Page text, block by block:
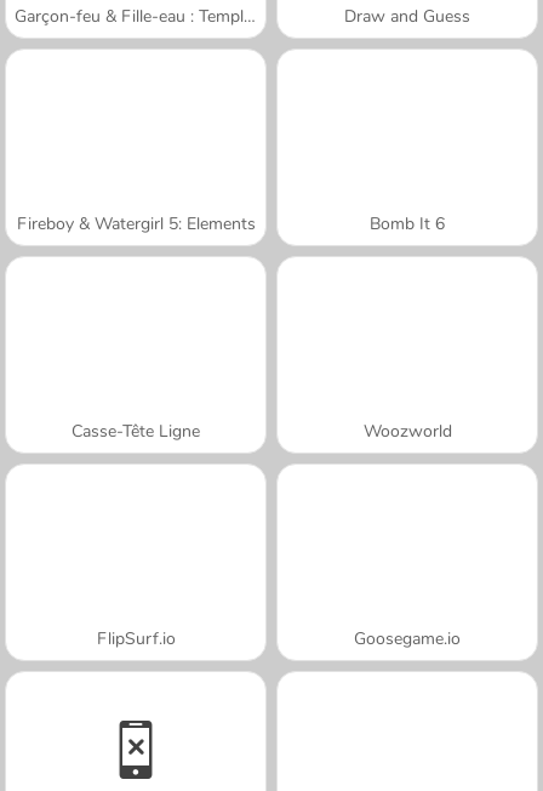
Garçon-feu & Fille-eau : Temple de forêt Draw and Guess
Fireboy & Watergirl 5: Elements Bomb It 6
Casse-Tête Ligne Woozworld
FlipSurf.io Goosegame.io